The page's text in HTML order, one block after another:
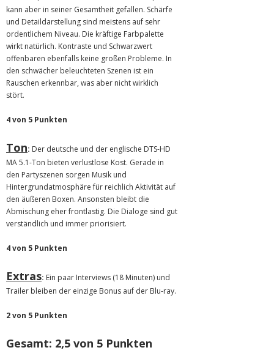
kann aber in seiner Gesamtheit gefallen. Schärfe
und Detaildarstellung sind meistens auf sehr
ordentlichem Niveau. Die kräftige Farbpalette
wirkt natürlich. Kontraste und Schwarzwert
offenbaren ebenfalls keine großen Probleme. In
den schwächer beleuchteten Szenen ist ein
Rauschen erkennbar, was aber nicht wirklich
stört.
4 von 5 Punkten
Ton: Der deutsche und der englische DTS-HD
MA 5.1-Ton bieten verlustlose Kost. Gerade in
den Partyszenen sorgen Musik und
Hintergrundatmosphäre für reichlich Aktivität auf
den äußeren Boxen. Ansonsten bleibt die
Abmischung eher frontlastig. Die Dialoge sind gut
verständlich und immer priorisiert.
4 von 5 Punkten
Extras: Ein paar Interviews (18 Minuten) und
Trailer bleiben der einzige Bonus auf der Blu-ray.
2 von 5 Punkten
Gesamt: 2,5 von 5 Punkten